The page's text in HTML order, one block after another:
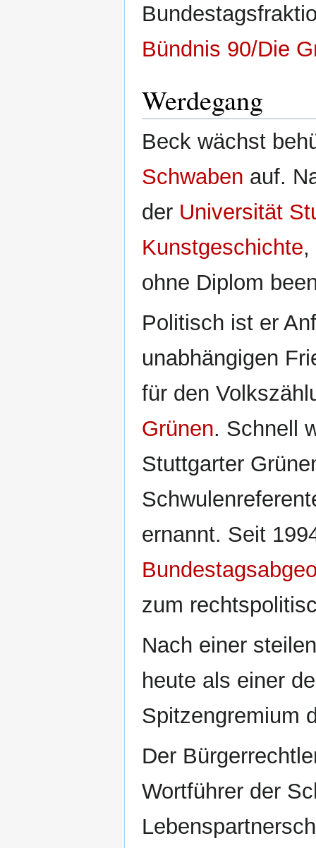
Bündnis 90/Die
Werdegang
Beck wächst
Schwaben auf.
der Universität
Kunstgeschichte,
ohne Diplom
Politisch ist er
unabhängigen
für den
Grünen. Schnell
Stuttgarter
ernannt. Seit
zum
Nach einer
heute als einer
Spitzengremium
Der
Wortführer der